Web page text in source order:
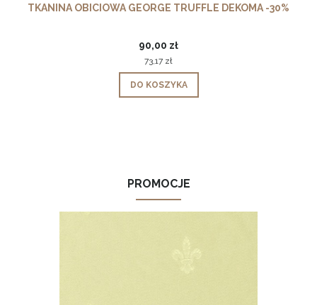
TKANINA OBICIOWA GEORGE TRUFFLE DEKOMA -30%
90,00 zł
73,17 zł
DO KOSZYKA
PROMOCJE